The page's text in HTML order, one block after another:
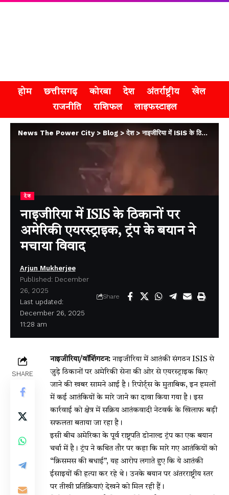
होम छत्तीसगढ़ कोरबा देश अंतर्राष्ट्रीय
खेल
राजनीति
राशिफल लाइफस्टाइल
News The Power City> Blog >देश>नाइजीरिया में ISIS के ठिकानों पर अमेरिकी एयरस्ट्राइक, ट्रंप के बयान ने मचाया विवाद
देश
नाइजीरिया में ISIS के ठिकानों पर
अमेरिकी एयरस्ट्राइक, ट्रंप के बयान ने
मचाया विवाद
Last updated:
December 26, 2025
11:28 am
Arjun Mukherjee
Published: December
26, 2025
Share
SHARE
नाइजीरिया/वॉशिंगटन:नाइजीरिया में आतंकी संगठन ISIS से
जुड़े ठिकानों पर अमेरिकी सेना की ओर से एयरस्ट्राइक किए
जाने की खबर सामने आई है। रिपोर्ट्स के मुताबिक, इन हमलों
में कई आतंकियों के मारे जाने का दावा किया गया है। इस
कार्रवाई को क्षेत्र में सक्रिय आतंकवादी नेटवर्क के खिलाफ बड़ी
सफलता बताया जा रहा है।
इसी बीच अमेरिका के पूर्व राष्ट्रपति डोनाल्ड ट्रंप का एक बयान
चर्चा में है। ट्रंप ने कथित तौर पर कहा कि मारे गए आतंकियों को
“क्रिसमस की बधाई”, यह आरोप लगाते हुए कि ये आतंकी
ईसाइयों की हत्या कर रहे थे। उनके बयान पर अंतरराष्ट्रीय स्तर
पर तीखी प्रतिक्रियाएं देखने को मिल रही हैं।